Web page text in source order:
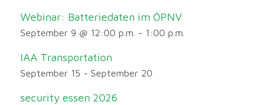
Webinar: Batteriedaten im ÖPNV
September 9 @ 12:00 p.m. - 1:00 p.m.
IAA Transportation
September 15 - September 20
security essen 2026